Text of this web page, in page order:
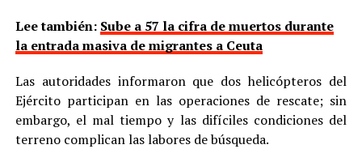
Lee también: Sube a 57 la cifra de muertos durante
la entrada masiva de migrantes a Ceuta
Las autoridades informaron que dos helicópteros del
Ejército participan en las operaciones de rescate; sin
embargo, el mal tiempo y las difíciles condiciones del
terreno complican las labores de búsqueda.